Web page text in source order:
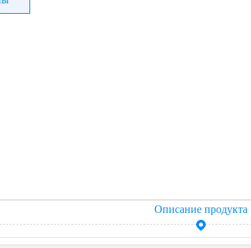
Описание продукта